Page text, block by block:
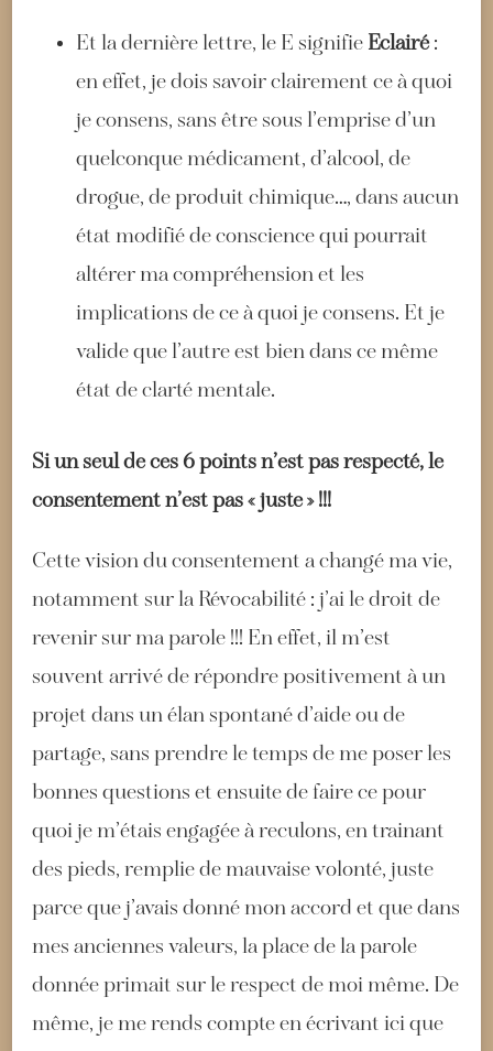
Et la dernière lettre, le E signifie Eclairé:
en effet, je dois savoir clairement ce à quoi
je consens, sans être sous l’emprise d’un
quelconque médicament, d’alcool, de
drogue, de produit chimique…, dans aucun
état modifié de conscience qui pourrait
altérer ma compréhension et les
implications de ce à quoi je consens. Et je
valide que l’autre est bien dans ce même
état de clarté mentale.
Si un seul de ces 6 points n’est pas respecté, le
consentement n’est pas « juste » !!!
Cette vision du consentement a changé ma vie,
notamment sur la Révocabilité : j’ai le droit de
revenir sur ma parole !!! En effet, il m’est
souvent arrivé de répondre positivement à un
projet dans un élan spontané d’aide ou de
partage, sans prendre le temps de me poser les
bonnes questions et ensuite de faire ce pour
quoi je m’étais engagée à reculons, en trainant
des pieds, remplie de mauvaise volonté, juste
parce que j’avais donné mon accord et que dans
mes anciennes valeurs, la place de la parole
donnée primait sur le respect de moi même. De
même, je me rends compte en écrivant ici que